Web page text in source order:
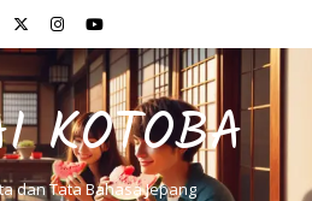
KOTOBA
dan Tata Bahasa Jepang